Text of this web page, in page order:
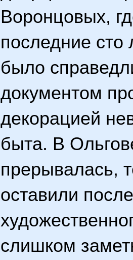
Воронцовых,
последние сто
было
документом
декорацией
быта. В
прерывалась,
оставили
слишком